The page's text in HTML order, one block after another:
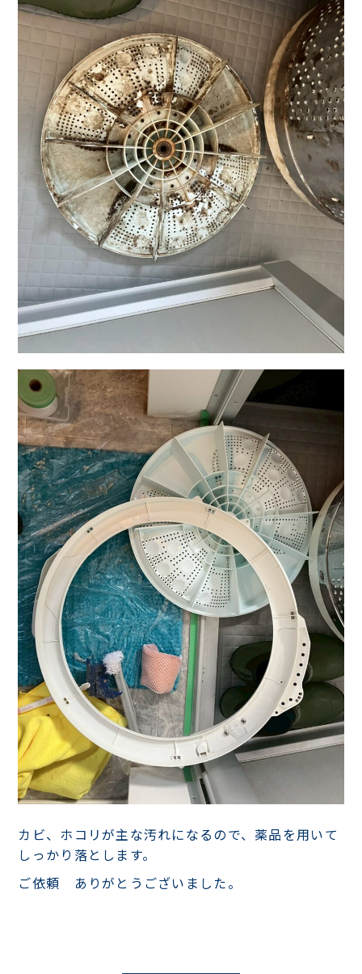
カビ、ホコリが主な汚れになるので、薬品を用いて
しっかり落とします。
ご依頼 ありがとうございました。